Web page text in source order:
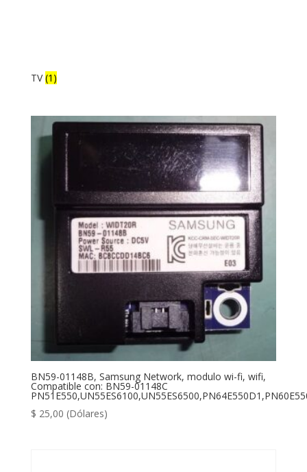
TV(1)
BN59-01148B, Samsung Network, modulo wi-fi, wifi,
Compatible con: BN59-01148C
$ 25,00 (Dólares)